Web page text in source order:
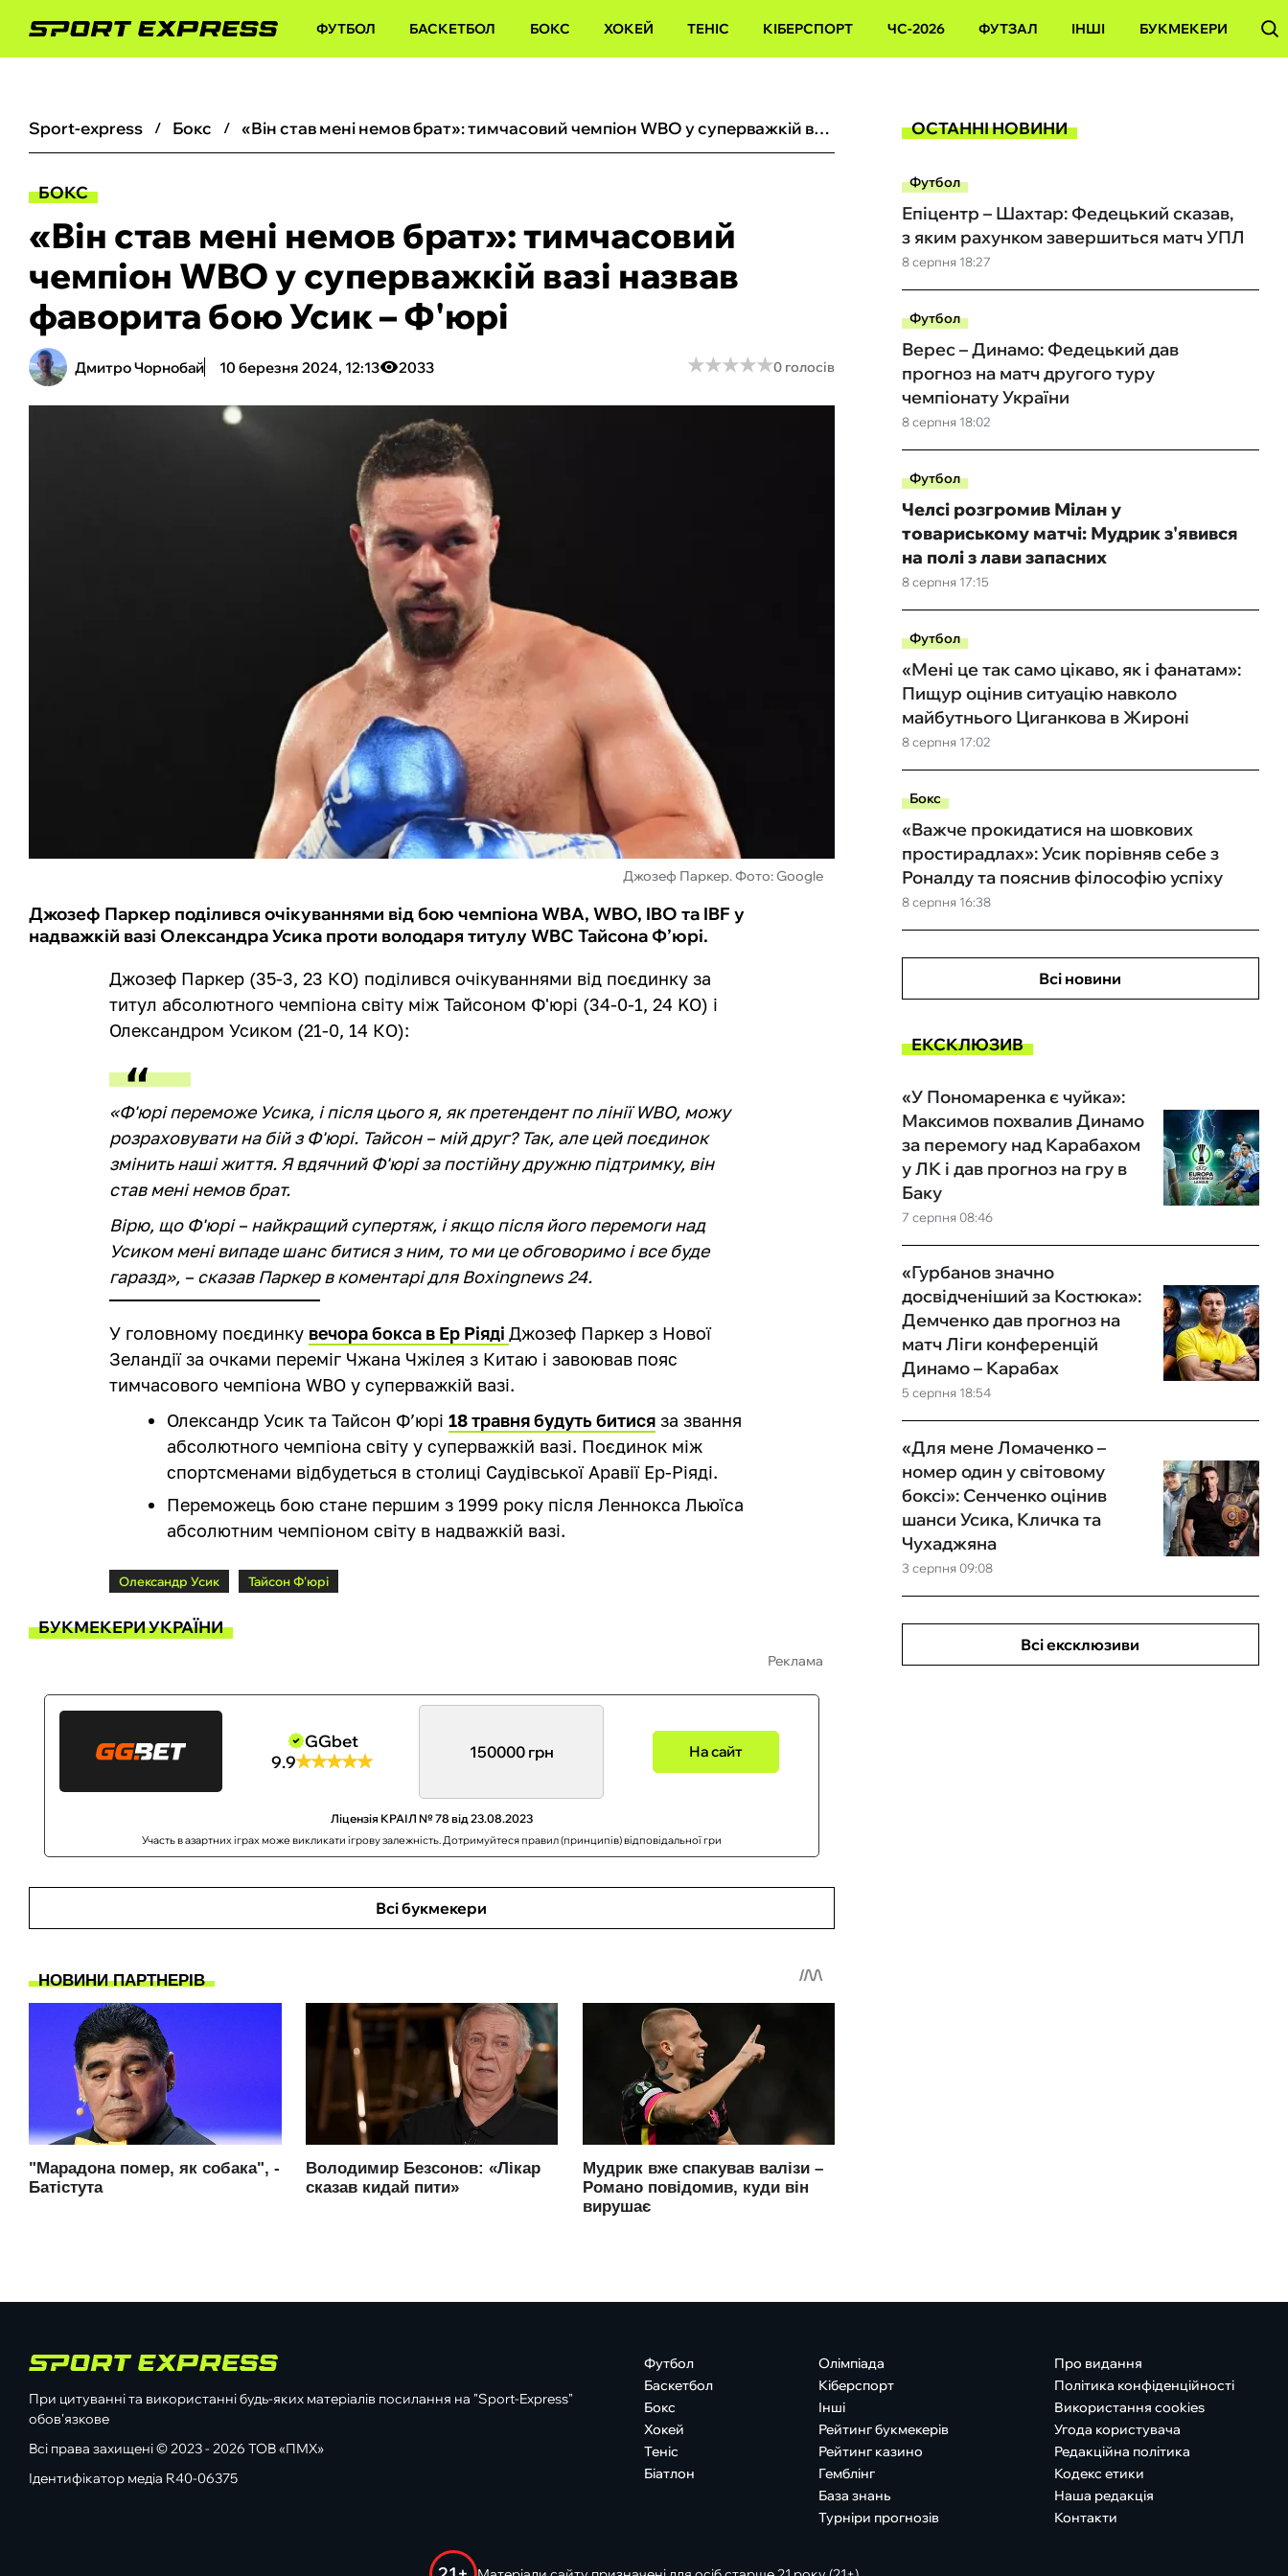
ФУТБОЛ БАСКЕТБОЛ БОКС ХОКЕЙ ТЕНІС КІБЕРСПОРТ ЧС-2026 ФУТЗАЛ ІНШІ БУКМЕКЕРИ
sport-express бокс «Він став мені немов брат»: тимчасовий чемпіон WBO у суперважкій вазі назвав фаворита бою Усик – Ф'юрі
БОКС
«Він став мені немов брат»: тимчасовий
чемпіон WBO у суперважкій вазі назвав
фаворита бою Усик – Ф'юрі
Дмитро Чорнобай 10 березня 2024, 12:13 2033 ★★★★★
★★★★★0 голосів
Джозеф Паркер. Фото: Google
Джозеф Паркер поділився очікуваннями від бою чемпіона WBA, WBO, IBO та IBF у
надважкій вазі Олександра Усика проти володаря титулу WBC Тайсона Ф’юрі.
Джозеф Паркер (35-3, 23 КО) поділився очікуваннями від поєдинку за
титул абсолютного чемпіона світу між Тайсоном Ф'юрі (34-0-1, 24 KO) і
Олександром Усиком (21-0, 14 КО):
«Ф'юрі переможе Усика, і після цього я, як претендент по лінії WBO, можу
розраховувати на бій з Ф'юрі. Тайсон – мій друг? Так, але цей поєдинок
змінить наші життя. Я вдячний Ф'юрі за постійну дружню підтримку, він
став мені немов брат.
Вірю, що Ф'юрі – найкращий супертяж, і якщо після його перемоги над
Усиком мені випаде шанс битися з ним, то ми це обговоримо і все буде
гаразд», – сказав Паркер в коментарі для Boxingnews 24.
У головному поєдинку вечора бокса в Ер РіядіДжозеф Паркер з Нової
Зеландії за очками переміг Чжана Чжілея з Китаю і завоював пояс
тимчасового чемпіона WBO у суперважкій вазі.
Олександр Усик та Тайсон Ф’юрі18 травня будуть битися за звання
абсолютного чемпіона світу у суперважкій вазі. Поєдинок між
спортсменами відбудеться в столиці Саудівської Аравії Ер-Ріяді.
Переможець бою стане першим з 1999 року після Леннокса Льюїса
абсолютним чемпіоном світу в надважкій вазі.
Олександр Усик Тайсон Ф'юрі
БУКМЕКЕРИ УКРАЇНИ
Реклама
GGbet
9.9
150000 грн На сайт
Ліцензія КРАІЛ № 78 від 23.08.2023
Участь в азартних іграх може викликати ігрову залежність. Дотримуйтеся правил (принципів) відповідальної гри
Всі букмекери
ОСТАННІ НОВИНИ
Футбол
8 серпня 18:27
Епіцентр – Шахтар: Федецький сказав,
з яким рахунком завершиться матч УПЛ
Футбол
8 серпня 18:02
Верес – Динамо: Федецький дав
прогноз на матч другого туру
чемпіонату України
Футбол
8 серпня 17:15
Челсі розгромив Мілан у
товариському матчі: Мудрик з'явився
на полі з лави запасних
Футбол
8 серпня 17:02
«Мені це так само цікаво, як і фанатам»:
Пищур оцінив ситуацію навколо
майбутнього Циганкова в Жироні
Бокс
8 серпня 16:38
«Важче прокидатися на шовкових
простирадлах»: Усик порівняв себе з
Роналду та пояснив філософію успіху
Всі новини
ЕКСКЛЮЗИВ
7 серпня 08:46
«У Пономаренка є чуйка»:
Максимов похвалив Динамо
за перемогу над Карабахом
у ЛК і дав прогноз на гру в
Баку
5 серпня 18:54
«Гурбанов значно
досвідченіший за Костюка»:
Демченко дав прогноз на
матч Ліги конференцій
Динамо – Карабах
3 серпня 09:08
«Для мене Ломаченко –
номер один у світовому
боксі»: Сенченко оцінив
шанси Усика, Кличка та
Чухаджяна
Всі ексклюзиви
При цитуванні та використанні будь-яких матеріалів посилання на "Sport-Express"
обов'язкове
Всі права захищені © 2023 - 2026 ТОВ «ПМХ»
Ідентифікатор медіа R40-06375
Футбол
Баскетбол
Бокс
Хокей
Теніс
Біатлон
Олімпіада
Кіберспорт
Інші
Рейтинг букмекерів
Рейтинг казино
Гемблінг
База знань
Турніри прогнозів
Про видання
Політика конфіденційності
Використання cookies
Угода користувача
Редакційна політика
Кодекс етики
Наша редакція
Контакти